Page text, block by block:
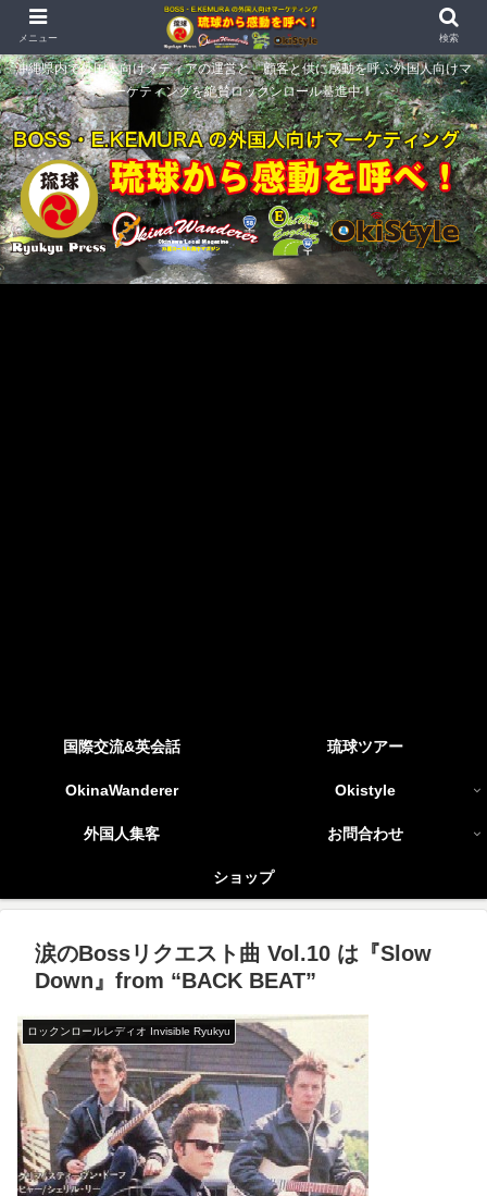
沖縄県内で外国人向けメディアの運営と、顧客と供に感動を呼ぶ外国人向けマ
ーケティングを絶賛ロックンロール驀進中！
国際交流&英会話 琉球ツアー
OkinaWanderer Okistyle
外国人集客 お問合わせ
ショップ
涙のBossリクエスト曲 Vol.10 は『Slow
Down』from “BACK BEAT”
ロックンロールレディオ Invisible Ryukyu
メニュー 検索